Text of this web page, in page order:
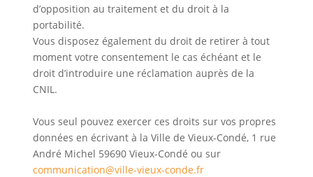
d’opposition au traitement et du droit à la
portabilité.
Vous disposez également du droit de retirer à tout
moment votre consentement le cas échéant et le
droit d’introduire une réclamation auprès de la
CNIL.
Vous seul pouvez exercer ces droits sur vos propres
données en écrivant à la Ville de Vieux-Condé, 1 rue
André Michel 59690 Vieux-Condé ou sur
communication@ville-vieux-conde.fr